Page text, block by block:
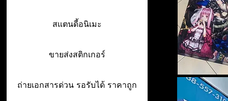
สแตนดี้อนิเมะ
ขายส่งสติกเกอร์
ถ่ายเอกสารด่วน รอรับได้ ราคาถูก